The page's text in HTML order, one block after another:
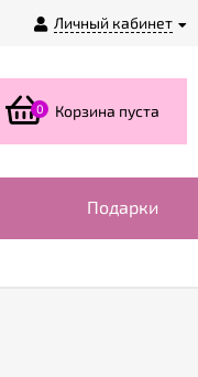
Личный кабинет
0 Корзина пуста
Подарки